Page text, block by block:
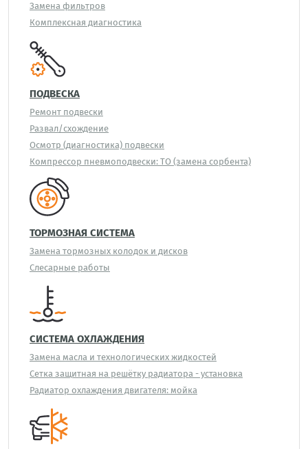
Замена фильтров
Комплексная диагностика
ПОДВЕСКА
Ремонт подвески
Развал/схождение
Осмотр (диагностика) подвески
Компрессор пневмоподвески: ТО (замена сорбента)
ТОРМОЗНАЯ СИСТЕМА
Замена тормозных колодок и дисков
Слесарные работы
СИСТЕМА ОХЛАЖДЕНИЯ
Замена масла и технологических жидкостей
Сетка защитная на решётку радиатора - установка
Радиатор охлаждения двигателя: мойка